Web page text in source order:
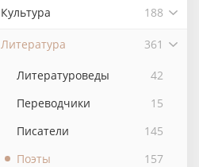
Культура 188
Литература 361
Литературоведы
42
Переводчики
15
Писатели
145
Поэты
157